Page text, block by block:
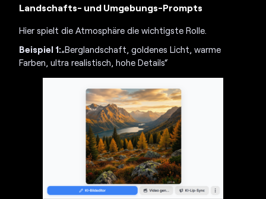
Landschafts- und Umgebungs-Prompts
Hier spielt die Atmosphäre die wichtigste Rolle.
Beispiel 1:„Berglandschaft, goldenes Licht, warme
Farben, ultra realistisch, hohe Details“